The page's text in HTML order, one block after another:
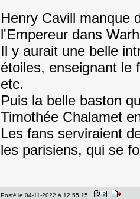
Henry Cavill manque
l'Empereur dans
Il y aurait une belle
étoiles, enseignant le
etc.
Puis la belle baston
Timothée Chalamet
Les fans serviraient
les parisiens, qui se
Posté le 04-11-2022 à 12:55:15